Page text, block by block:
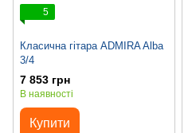
5
Класична гітара ADMIRA Alba
3/4
7 853 грн
В наявності
Купити